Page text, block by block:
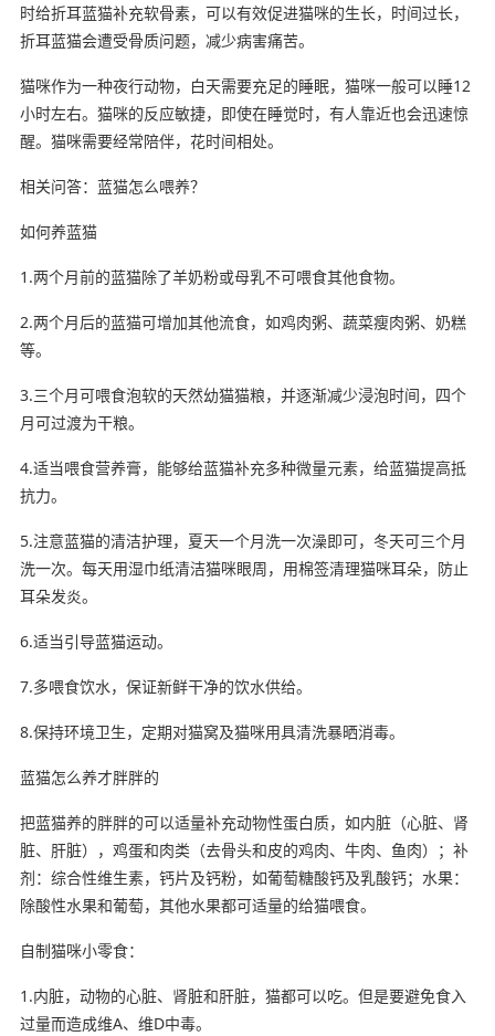
时给折耳蓝猫补充软骨素，可以有效促进猫咪的生长，时间过长，
折耳蓝猫会遭受骨质问题，减少病害痛苦。
猫咪作为一种夜行动物，白天需要充足的睡眠，猫咪一般可以睡12
小时左右。猫咪的反应敏捷，即使在睡觉时，有人靠近也会迅速惊
醒。猫咪需要经常陪伴，花时间相处。
相关问答：蓝猫怎么喂养？
如何养蓝猫
1.两个月前的蓝猫除了羊奶粉或母乳不可喂食其他食物。
2.两个月后的蓝猫可增加其他流食，如鸡肉粥、蔬菜瘦肉粥、奶糕
等。
3.三个月可喂食泡软的天然幼猫猫粮，并逐渐减少浸泡时间，四个
月可过渡为干粮。
4.适当喂食营养膏，能够给蓝猫补充多种微量元素，给蓝猫提高抵
抗力。
5.注意蓝猫的清洁护理，夏天一个月洗一次澡即可，冬天可三个月
洗一次。每天用湿巾纸清洁猫咪眼周，用棉签清理猫咪耳朵，防止
耳朵发炎。
6.适当引导蓝猫运动。
7.多喂食饮水，保证新鲜干净的饮水供给。
8.保持环境卫生，定期对猫窝及猫咪用具清洗暴晒消毒。
蓝猫怎么养才胖胖的
把蓝猫养的胖胖的可以适量补充动物性蛋白质，如内脏（心脏、肾
脏、肝脏），鸡蛋和肉类（去骨头和皮的鸡肉、牛肉、鱼肉）；补
剂：综合性维生素，钙片及钙粉，如葡萄糖酸钙及乳酸钙；水果：
除酸性水果和葡萄，其他水果都可适量的给猫喂食。
自制猫咪小零食：
1.内脏，动物的心脏、肾脏和肝脏，猫都可以吃。但是要避免食入
过量而造成维A、维D中毒。